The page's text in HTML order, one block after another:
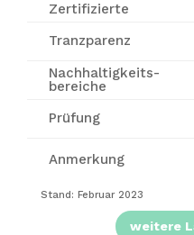
Zertifizierte
Tranzparenz
Nachhaltigkeits-
bereiche
Prüfung
Anmerkung
Stand: Februar 2023
weitere